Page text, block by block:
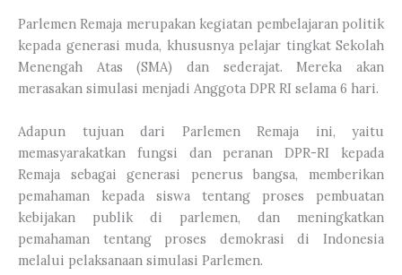
Parlemen Remaja merupakan kegiatan pembelajaran politik
kepada generasi muda, khususnya pelajar tingkat Sekolah
Menengah Atas (SMA) dan sederajat. Mereka akan
merasakan simulasi menjadi Anggota DPR RI selama 6 hari.
Adapun tujuan dari Parlemen Remaja ini, yaitu
memasyarakatkan fungsi dan peranan DPR-RI kepada
Remaja sebagai generasi penerus bangsa, memberikan
pemahaman kepada siswa tentang proses pembuatan
kebijakan publik di parlemen, dan meningkatkan
pemahaman tentang proses demokrasi di Indonesia
melalui pelaksanaan simulasi Parlemen.